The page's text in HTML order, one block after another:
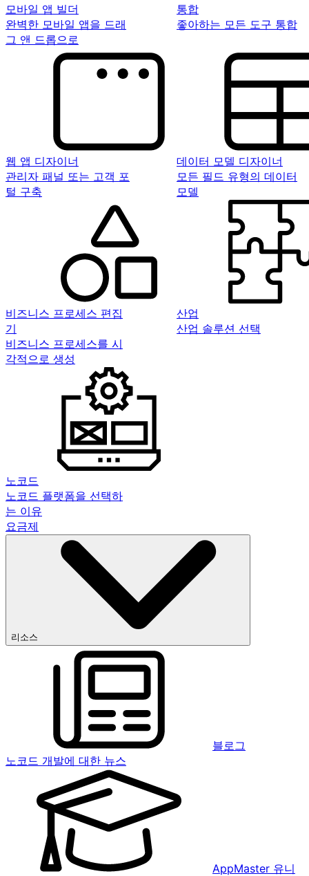
모바일 앱 빌더
완벽한 모바일 앱을 드래
그 앤 드롭으로
통합
좋아하는 모든 도구 통합
웹 앱 디자이너
관리자 패널 또는 고객 포
털 구축
데이터 모델 디자이너
모든 필드 유형의 데이터
모델
비즈니스 프로세스 편집
기
비즈니스 프로세스를 시
각적으로 생성
산업
산업 솔루션 선택
노코드
노코드 플랫폼을 선택하
는 이유
요금제
리소스
블로그
노코드 개발에 대한 뉴스
AppMaster 유니